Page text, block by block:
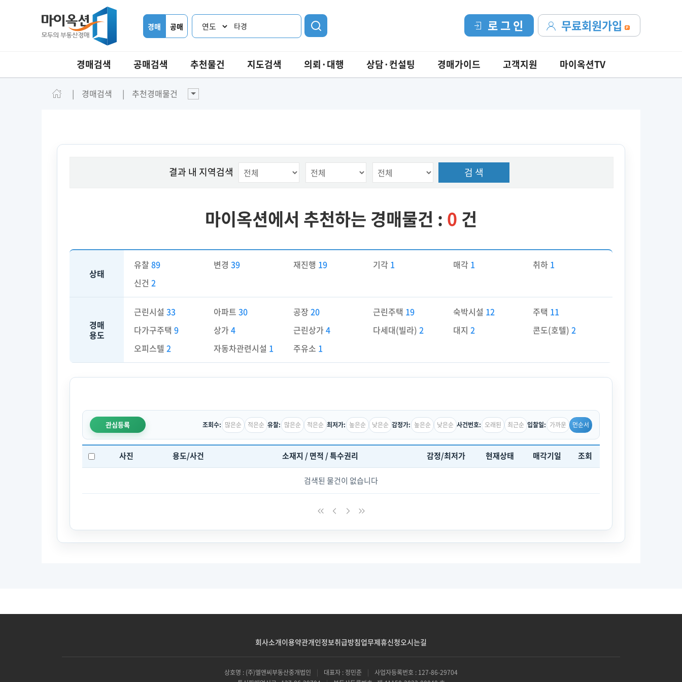
경매 공매 타경 무료회원가입
로 그 인
경매검색 공매검색 추천물건 지도검색 의뢰·대행 상담·컨설팅 경매가이드 고객지원 마이옥션TV
경매검색 추천경매물건
결과 내 지역검색 검 색
마이옥션에서 추천하는 경매물건 : 0 건
상태
유찰 89 변경39 재진행 19 기각 1 매각 1 취하 1
신건 2
경매
용도
근린시설 33 아파트30 공장20 근린주택 19 숙박시설 12 주택 11
다가구주택 9 상가4 근린상가4 다세대(빌라)2 대지 2 콘도(호텔) 2
오피스텔 2 자동차관련시설 1 주유소 1
관심등록 조회수: 많은순 적은순 유찰: 많은순 적은순 최저가: 높은순 낮은순 감정가: 높은순 낮은순 사건번호: 오래된 최근순 입찰일: 가까운 먼순서
사진 용도/사건 소재지 / 면적 / 특수권리 감정/최저가 현재상태 매각기일 조회
검색된 물건이 없습니다
회사소개이용약관개인정보취급방침업무제휴신청오시는길
상호명 : (주)엘앤씨부동산중개법인 | 대표자 : 정민준 |
사업자등록번호 : 127-86-29704